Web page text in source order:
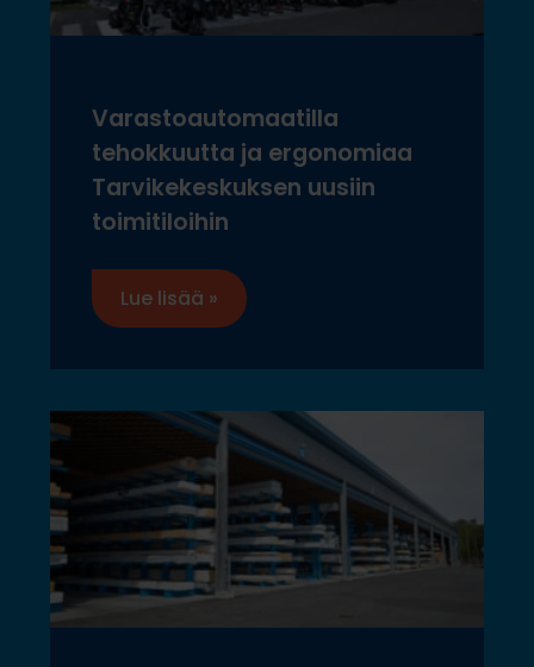
Varastoautomaatilla
tehokkuutta ja ergonomiaa
Tarvikekeskuksen uusiin
toimitiloihin
Lue lisää »